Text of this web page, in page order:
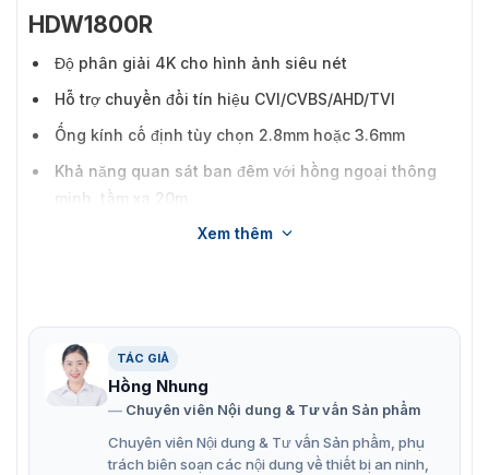
HDW1800R
Độ phân giải 4K cho hình ảnh siêu nét
Hỗ trợ chuyển đổi tín hiệu CVI/CVBS/AHD/TVI
Ống kính cố định tùy chọn 2.8mm hoặc 3.6mm
Khả năng quan sát ban đêm với hồng ngoại thông
minh, tầm xa 20m
Chống bụi, chống nước chuẩn IP67, hoạt động ổn
lượng hình ảnh
Xem thêm
TÁC GIẢ
Hồng Nhung
Chuyên viên Nội dung & Tư vấn Sản phẩm
Chuyên viên Nội dung & Tư vấn Sản phẩm, phụ
trách biên soạn các nội dung về thiết bị an ninh,